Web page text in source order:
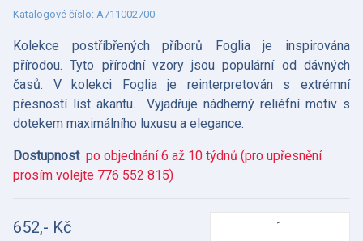
Katalogové číslo: A711002700
Kolekce postříbřených příborů Foglia je inspirována
přírodou. Tyto přírodní vzory jsou populární od dávných
časů. V kolekci Foglia je reinterpretován s extrémní
přesností list akantu. Vyjadřuje nádherný reliéfní motiv s
dotekem maximálního luxusu a elegance.
Dostupnost po objednání 6 až 10 týdnů (pro upřesnění
prosím volejte 776 552 815)
652,- Kč